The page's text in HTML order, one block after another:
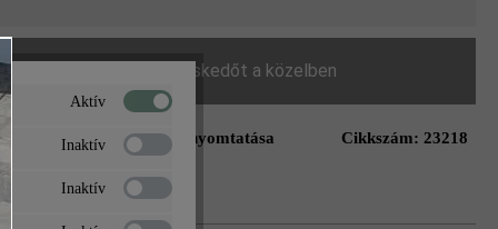
Keressen egy kereskedőt a közelben
a kívánságlistáhozOldal nyomtatása Cikkszám: 23218
Aktív
Inaktív
Inaktív